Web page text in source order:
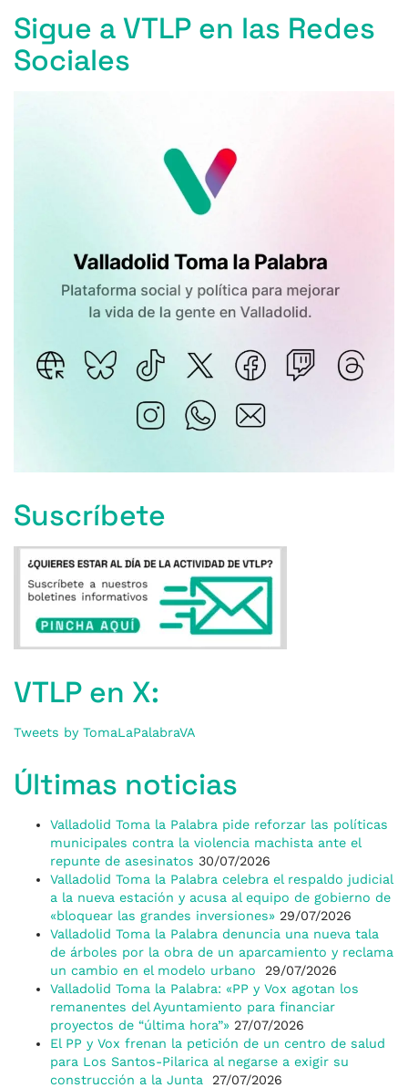
o
k
p
r
Sigue a VTLP en las Redes
Sociales
Suscríbete
VTLP en X:
Tweets by TomaLaPalabraVA
Últimas noticias
Valladolid Toma la Palabra pide reforzar las políticas
municipales contra la violencia machista ante el
repunte de asesinatos 30/07/2026
Valladolid Toma la Palabra celebra el respaldo judicial
a la nueva estación y acusa al equipo de gobierno de
«bloquear las grandes inversiones» 29/07/2026
Valladolid Toma la Palabra denuncia una nueva tala
de árboles por la obra de un aparcamiento y reclama
un cambio en el modelo urbano
29/07/2026
Valladolid Toma la Palabra: «PP y Vox agotan los
remanentes del Ayuntamiento para financiar
proyectos de “última hora”» 27/07/2026
El PP y Vox frenan la petición de un centro de salud
para Los Santos-Pilarica al negarse a exigir su
construcción a la Junta
27/07/2026